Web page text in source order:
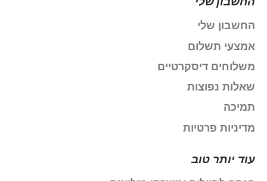
החשבון שלי
אמצעי תשלום
משלוחים דיסקרטיים
שאלות נפוצות
תמיכה
מדיניות פרטיות
עוד יותר טוב